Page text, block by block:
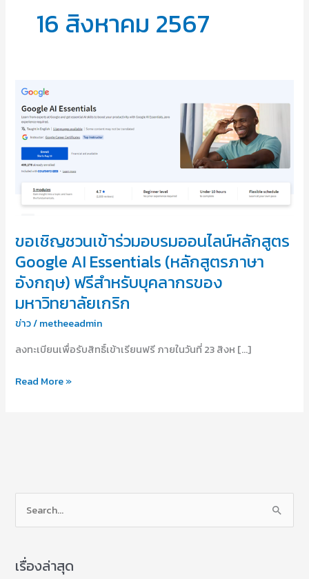
16 สิงหาคม 2567
ขอเชิญชวนเข้าร่วมอบรมออนไลน์หลักสูตร
Google AI Essentials (หลักสูตรภาษา
อังกฤษ) ฟรีสำหรับบุคลากรของ
มหาวิทยาลัยเกริก
ข่าว/metheeadmin
ลงทะเบียนเพื่อรับสิทธิ์เข้าเรียนฟรี ภายในวันที่ 23 สิงห […]
ขอ
เชิญ
ชวน
เข้า
อบรม
ออนไลน์
หลักสูตร
AI
Essentials
(หลักสูตร
ภาษา
อังกฤษ)
ฟรี
บุคลากร
มหาวิทยาลัย
Read More »
e
rเรื่องล่าสุด